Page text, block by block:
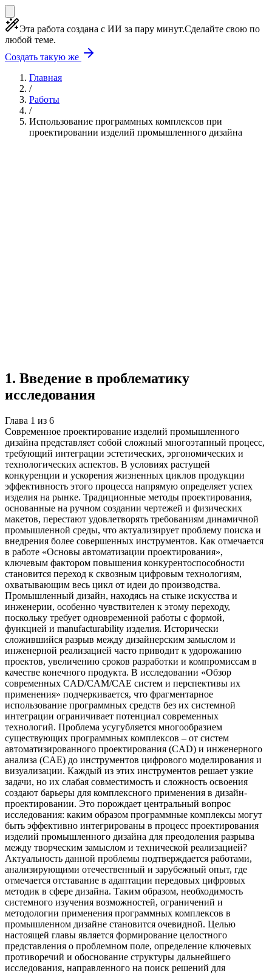
Эта работа создана с ИИ за пару минут.Сделайте свою по
любой теме.
Создать такую же
Главная
/
Работы
/
Использование программных комплексов при
проектировании изделий промышленного дизайна
1. Введение в проблематику
исследования
Глава 1 из 6
Современное проектирование изделий промышленного
дизайна представляет собой сложный многоэтапный процесс,
требующий интеграции эстетических, эргономических и
технологических аспектов. В условиях растущей
конкуренции и ускорения жизненных циклов продукции
эффективность этого процесса напрямую определяет успех
изделия на рынке. Традиционные методы проектирования,
основанные на ручном создании чертежей и физических
макетов, перестают удовлетворять требованиям динамичной
промышленной среды, что актуализирует проблему поиска и
внедрения более совершенных инструментов. Как отмечается
в работе «Основы автоматизации проектирования»,
ключевым фактором повышения конкурентоспособности
становится переход к сквозным цифровым технологиям,
охватывающим весь цикл от идеи до производства.
Промышленный дизайн, находясь на стыке искусства и
инженерии, особенно чувствителен к этому переходу,
поскольку требует одновременной работы с формой,
функцией и manufacturability изделия. Исторически
сложившийся разрыв между дизайнерским замыслом и
инженерной реализацией часто приводит к удорожанию
проектов, увеличению сроков разработки и компромиссам в
качестве конечного продукта. В исследовании «Обзор
современных CAD/CAM/CAE систем и перспективы их
применения» подчеркивается, что фрагментарное
использование программных средств без их системной
интеграции ограничивает потенциал современных
технологий. Проблема усугубляется многообразием
существующих программных комплексов – от систем
автоматизированного проектирования (CAD) и инженерного
анализа (CAE) до инструментов цифрового моделирования и
визуализации. Каждый из этих инструментов решает узкие
задачи, но их слабая совместимость и сложность освоения
создают барьеры для комплексного применения в дизайн-
проектировании. Это порождает центральный вопрос
исследования: каким образом программные комплексы могут
быть эффективно интегрированы в процесс проектирования
изделий промышленного дизайна для преодоления разрыва
между творческим замыслом и технической реализацией?
Актуальность данной проблемы подтверждается работами,
анализирующими отечественный и зарубежный опыт, где
отмечается отставание в адаптации передовых цифровых
методик в сфере дизайна. Таким образом, необходимость
системного изучения возможностей, ограничений и
методологии применения программных комплексов в
промышленном дизайне становится очевидной. Целью
настоящей главы является формирование целостного
представления о проблемном поле, определение ключевых
противоречий и обоснование структуры дальнейшего
исследования, направленного на поиск решений для